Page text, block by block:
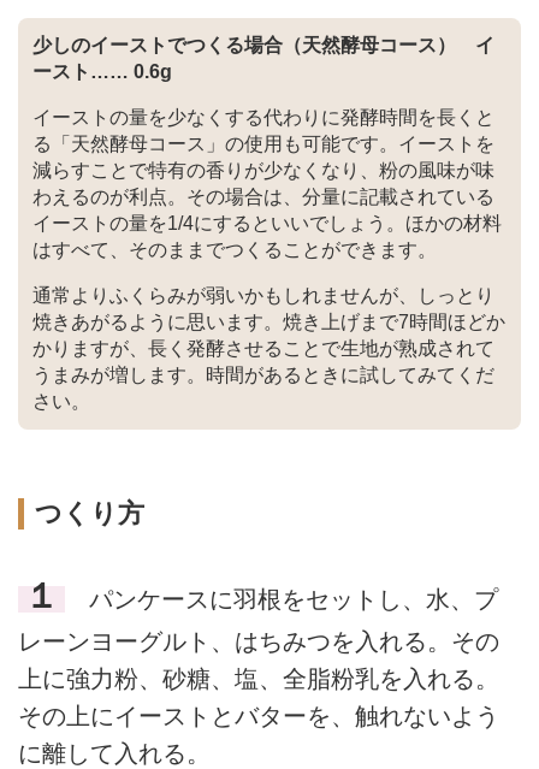
少しのイーストでつくる場合（天然酵母コース） イ
ースト…… 0.6g
イーストの量を少なくする代わりに発酵時間を長くと
る「天然酵母コース」の使用も可能です。イーストを
減らすことで特有の香りが少なくなり、粉の風味が味
わえるのが利点。その場合は、分量に記載されている
イーストの量を1/4にするといいでしょう。ほかの材料
はすべて、そのままでつくることができます。
通常よりふくらみが弱いかもしれませんが、しっとり
焼きあがるように思います。焼き上げまで7時間ほどか
かりますが、長く発酵させることで生地が熟成されて
うまみが増します。時間があるときに試してみてくだ
さい。
つくり方
１
パンケースに羽根をセットし、水、プ
レーンヨーグルト、はちみつを入れる。その
上に強力粉、砂糖、塩、全脂粉乳を入れる。
その上にイーストとバターを、触れないよう
に離して入れる。